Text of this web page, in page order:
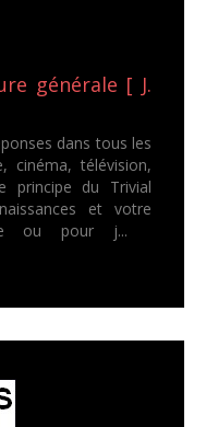
générale [ J.
dans tous les
cinéma, télévision,
principe du Trivial
et votre
ou pour j...